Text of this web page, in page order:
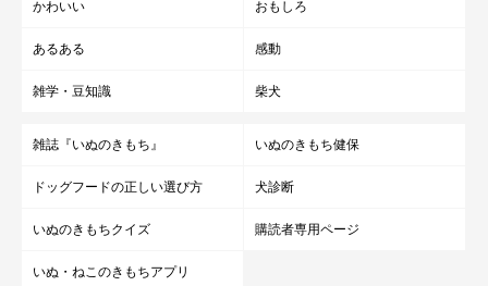
かわいい おもしろ
あるある 感動
雑学・豆知識 柴犬
雑誌『いぬのきもち』 いぬのきもち健保
ドッグフードの正しい選び方 犬診断
いぬのきもちクイズ 購読者専用ページ
いぬ・ねこのきもちアプリ